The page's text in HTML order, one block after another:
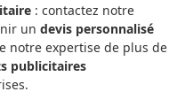
: contactez notre
un devis personnalisé
notre expertise de plus de
publicitaires